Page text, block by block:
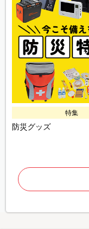
特集
防災グッズ